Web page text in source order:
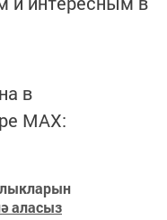
в
MАХ:
аласыз